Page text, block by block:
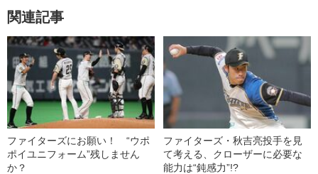
関連記事
ファイターズにお願い！ “ウポ
ポイユニフォーム”残しません
か？
ファイターズ・秋吉亮投手を見
て考える、クローザーに必要な
能力は“鈍感力”!?